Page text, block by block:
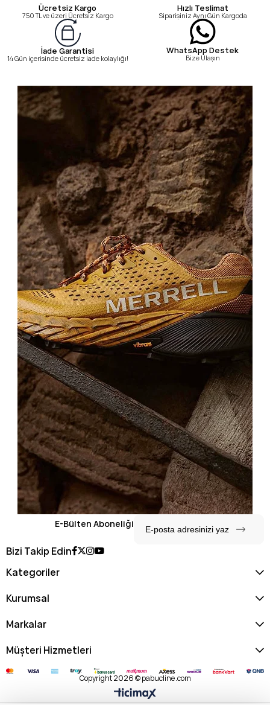
Ücretsiz Kargo
750 TL ve üzeri Ücretsiz Kargo
Hızlı Teslimat
Siparişiniz Aynı Gün Kargoda
İade Garantisi
14 Gün içerisinde ücretsiz iade kolaylığı!
WhatsApp Destek
Bize Ulaşın
E-Bülten Aboneliği
Bizi Takip Edin
Kategoriler
Kurumsal
Markalar
Müşteri Hizmetleri
Copyright 2026 © pabucline.com